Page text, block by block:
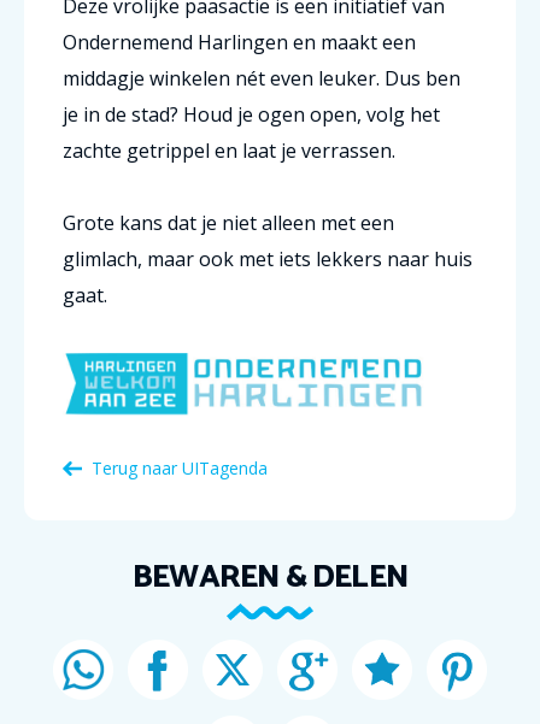
Deze vrolijke paasactie is een initiatief van
Ondernemend Harlingen en maakt een
middagje winkelen nét even leuker. Dus ben
je in de stad? Houd je ogen open, volg het
zachte getrippel en laat je verrassen.
Grote kans dat je niet alleen met een
glimlach, maar ook met iets lekkers naar huis
gaat.
Terug naarUITagenda
BEWAREN & DELEN